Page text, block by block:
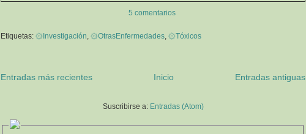
5 comentarios
Etiquetas: ۞Investigación, ۞OtrasEnfermedades, ۞Tóxicos
Entradas más recientes Entradas antiguas
Inicio
Suscribirse a: Entradas (Atom)